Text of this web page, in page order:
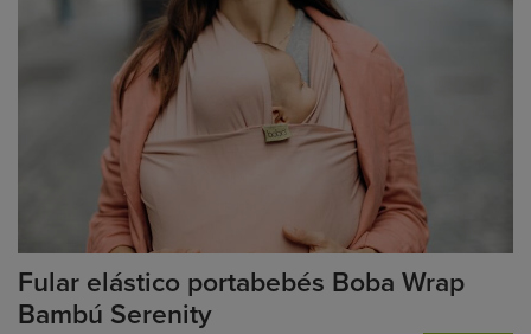
Fular elástico portabebés Boba Wrap
Bambú Serenity